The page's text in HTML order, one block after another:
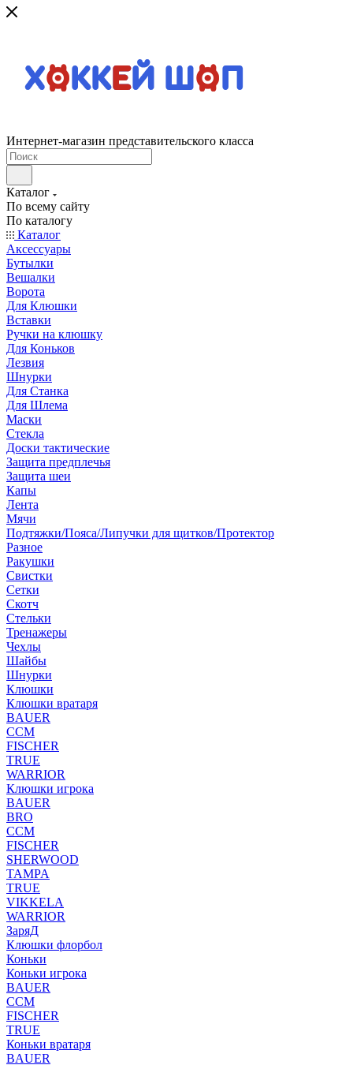
Интернет-магазин представительского класса
Каталог
По всему сайту
По каталогу
Каталог
Аксессуары
Бутылки
Вешалки
Ворота
Для Клюшки
Вставки
Ручки на клюшку
Для Коньков
Лезвия
Шнурки
Для Станка
Для Шлема
Маски
Стекла
Доски тактические
Защита предплечья
Защита шеи
Капы
Лента
Мячи
Подтяжки/Пояса/Липучки для щитков/Протектор
Разное
Ракушки
Свистки
Сетки
Скотч
Стельки
Тренажеры
Чехлы
Шайбы
Шнурки
Клюшки
Клюшки вратаря
BAUER
CCM
FISCHER
TRUE
WARRIOR
Клюшки игрока
BAUER
BRO
CCM
FISCHER
SHERWOOD
TAMPA
TRUE
VIKKELA
WARRIOR
ЗаряД
Клюшки флорбол
Коньки
Коньки игрока
BAUER
CCM
FISCHER
TRUE
Коньки вратаря
BAUER